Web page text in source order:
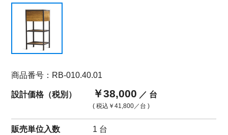
商品番号：RB-010.40.01
設計価格（税別） ￥38,000 ／ 台
( 税込 ￥41,800／台 )
販売単位入数 1 台